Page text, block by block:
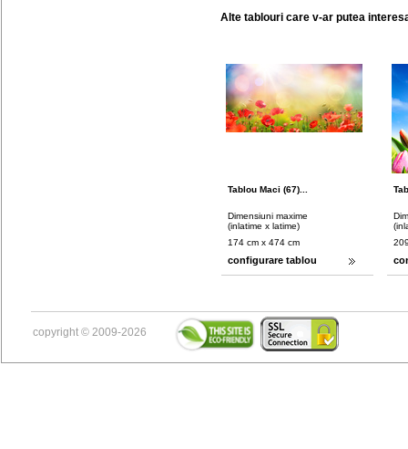
Alte tablouri care v-ar putea
Tablou Maci (67)...
Dimensiuni maxime
(inlatime x latime)
174 cm x 474 cm
configurare tablou
copyright © 2009-2026